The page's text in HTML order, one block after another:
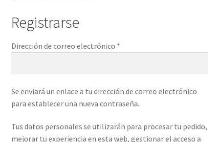
Registrarse
Dirección de correo electrónico *Obligatorio
Se enviará un enlace a tu dirección de correo electrónico
para establecer una nueva contraseña.
Tus datos personales se utilizarán para procesar tu pedido,
mejorar tu experiencia en esta web, gestionar el acceso a